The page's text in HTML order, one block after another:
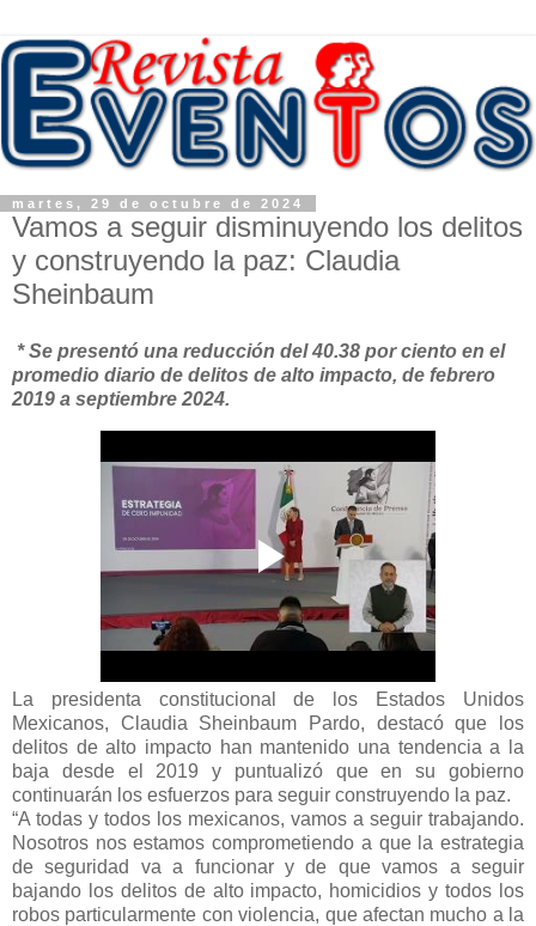
martes, 29 de octubre de 2024
Vamos a seguir disminuyendo los delitos
y construyendo la paz: Claudia
Sheinbaum
* Se presentó una reducción del 40.38 por ciento en el
promedio diario de delitos de alto impacto, de febrero
2019 a septiembre 2024.
La presidenta constitucional de los Estados Unidos
Mexicanos, Claudia Sheinbaum Pardo, destacó que los
delitos de alto impacto han mantenido una tendencia a la
baja desde el 2019 y puntualizó que en su gobierno
continuarán los esfuerzos para seguir construyendo la paz.
“A todas y todos los mexicanos, vamos a seguir trabajando.
Nosotros nos estamos comprometiendo a que la estrategia
de seguridad va a funcionar y de que vamos a seguir
bajando los delitos de alto impacto, homicidios y todos los
robos particularmente con violencia, que afectan mucho a la